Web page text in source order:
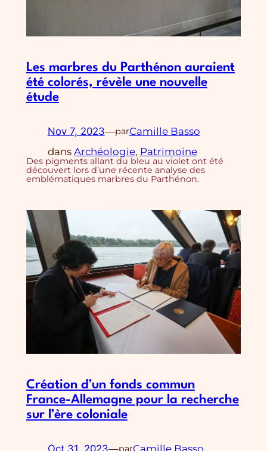
Les marbres du Parthénon auraient
été colorés, révèle une nouvelle
étude
Nov 7, 2023—parCamille Basso
dans Archéologie, Patrimoine
Des pigments allant du bleu au violet ont été
découvert lors d’une récente analyse des
emblématiques marbres du Parthénon.
Création d’un fonds commun
France-Allemagne pour la recherche
sur l’ère coloniale
Oct 31, 2023—parCamille Basso